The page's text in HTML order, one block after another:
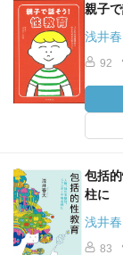
親子
浅井
92
包括
柱に
浅井
83